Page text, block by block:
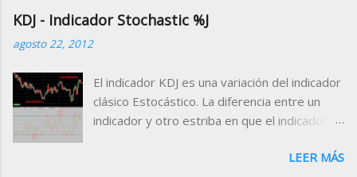
con dicha tecnología. Es decir, que podemos
desarrollar un programa cliente que utilice a
Visual Chart como servidor de datos,
con los datos bursátiles que proporciona
Visual Chart . El ejemplo más común de
programa cliente compatible con esta
las macros de Microsoft, podemos diseñar
KDJ - Indicador Stochastic %J
agosto 22, 2012
El indicador KDJ es una variación del indicador
clásico Estocástico. La diferencia entre un
indicador y otro estriba en que el indicador
%J. Esta línea representa la divergencia entre
LEER MÁS